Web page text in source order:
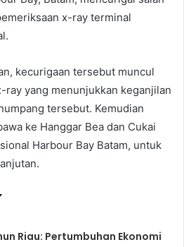
x-ray terminal
kecurigaan tersebut muncul
ray yang menunjukkan keganjilan
tersebut. Kemudian
ke Hanggar Bea dan Cukai
Harbour Bay Batam, untuk
Riau: Pertumbuhan Ekonomi